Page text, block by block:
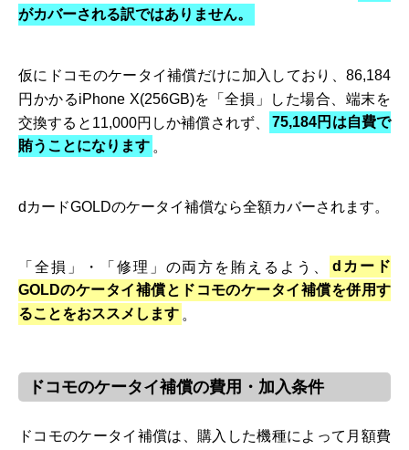
がカバーされる訳ではありません。
仮にドコモのケータイ補償だけに加入しており、86,184
円かかるiPhone X(256GB)を「全損」した場合、端末を
交換すると11,000円しか補償されず、
75,184円は自費で
賄うことになります 。
dカードGOLDのケータイ補償なら全額カバーされます。
「全損」・「修理」の両方を賄えるよう、
dカード
GOLDのケータイ補償とドコモのケータイ補償を併用す
ることをおススメします 。
ドコモのケータイ補償の費用・加入条件
ドコモのケータイ補償は、購入した機種によって月額費